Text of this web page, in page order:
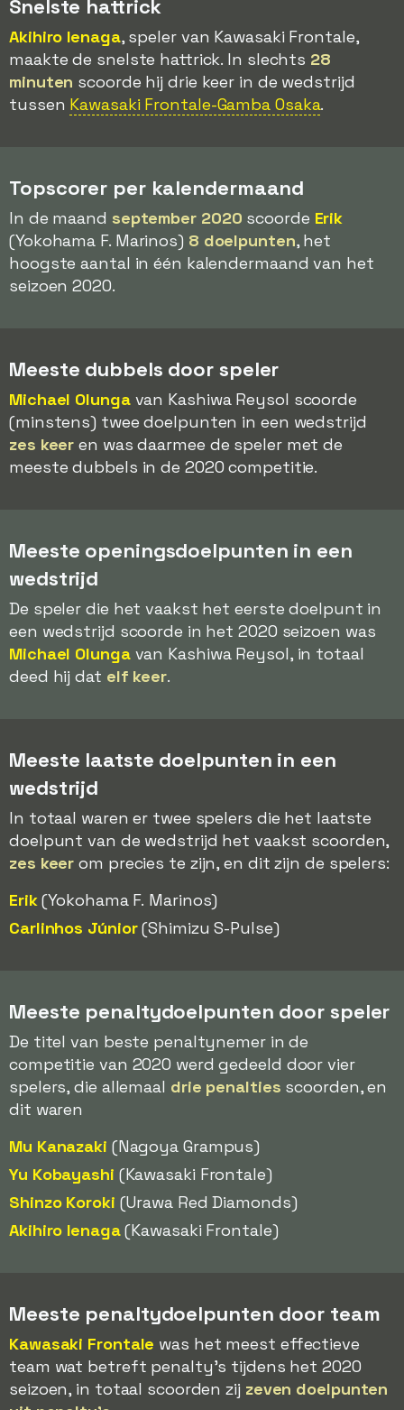
Snelste hattrick
Akihiro Ienaga, speler van Kawasaki Frontale,
maakte de snelste hattrick. In slechts 28
minuten scoorde hij drie keer in de wedstrijd
tussen Kawasaki Frontale-Gamba Osaka.
Topscorer per kalendermaand
In de maand september 2020 scoorde Erik
(Yokohama F. Marinos) 8 doelpunten, het
hoogste aantal in één kalendermaand van het
seizoen 2020.
Meeste dubbels door speler
Michael Olungavan Kashiwa Reysol scoorde
(minstens) twee doelpunten in een wedstrijd
zes keer en was daarmee de speler met de
meeste dubbels in de 2020 competitie.
Meeste openingsdoelpunten in een
wedstrijd
De speler die het vaakst het eerste doelpunt in
een wedstrijd scoorde in het 2020 seizoen was
Michael Olungavan Kashiwa Reysol, in totaal
deed hij dat elf keer.
Meeste laatste doelpunten in een
wedstrijd
In totaal waren er twee spelers die het laatste
doelpunt van de wedstrijd het vaakst scoorden,
zes keer om precies te zijn, en dit zijn de spelers:
Erik(Yokohama F. Marinos)
Carlinhos Júnior(Shimizu S-Pulse)
Meeste penaltydoelpunten door speler
De titel van beste penaltynemer in de
competitie van 2020 werd gedeeld door vier
spelers, die allemaal drie penalties scoorden, en
dit waren
Mu Kanazaki (Nagoya Grampus)
Yu Kobayashi (Kawasaki Frontale)
Shinzo Koroki (Urawa Red Diamonds)
Akihiro Ienaga(Kawasaki Frontale)
Meeste penaltydoelpunten door team
Kawasaki Frontale was het meest effectieve
team wat betreft penalty's tijdens het 2020
seizoen, in totaal scoorden zij zeven doelpunten